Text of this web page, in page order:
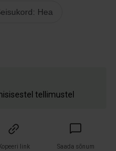
Hea
tellimustel
Kopeeri link Saada sõnum